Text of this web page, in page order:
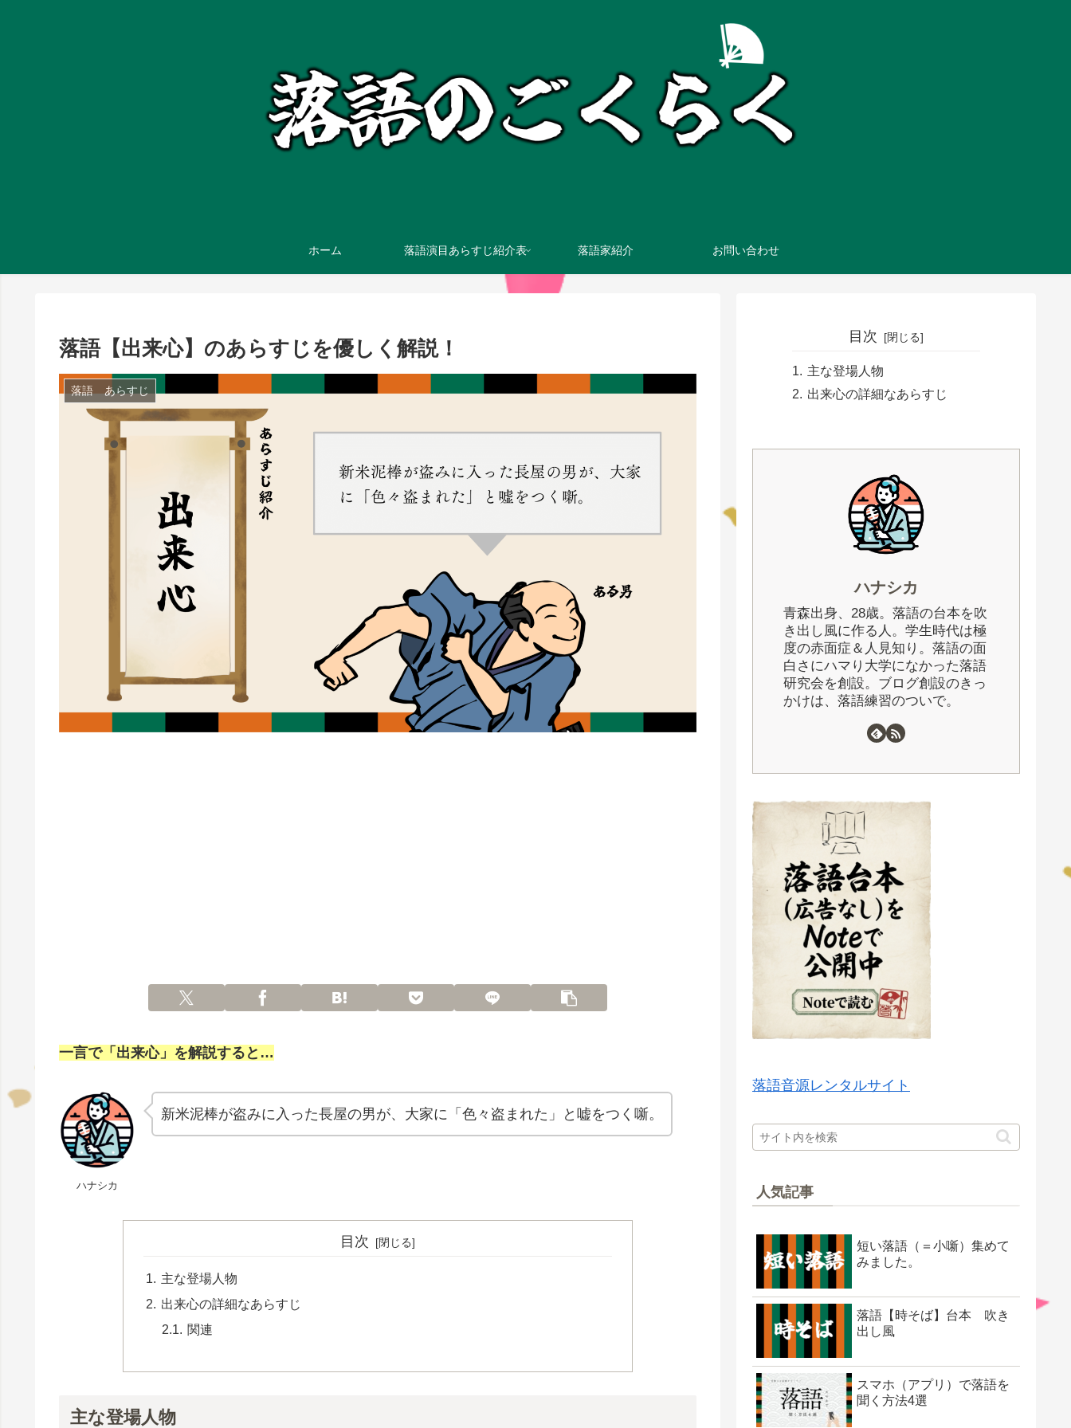
ホーム 落語演目あらすじ紹介表 落語家紹介 お問い合わせ
落語【出来心】のあらすじを優しく解説！
落語 あらすじ
一言で「出来心」を解説すると…
ハナシカ
新米泥棒が盗みに入った長屋の男が、大家に「色々盗まれた」と嘘をつく噺。
目次
主な登場人物
出来心の詳細なあらすじ
関連
主な登場人物
目次
主な登場人物
出来心の詳細なあらすじ
ハナシカ
青森出身、28歳。落語の台本を吹
き出し風に作る人。学生時代は極
度の赤面症＆人見知り。落語の面
白さにハマり大学になかった落語
研究会を創設。ブログ創設のきっ
かけは、落語練習のついで。
落語音源レンタルサイト
人気記事
短い落語（＝小噺）集めて
みました。
落語【時そば】台本 吹き
出し風
スマホ（アプリ）で落語を
聞く方法4選